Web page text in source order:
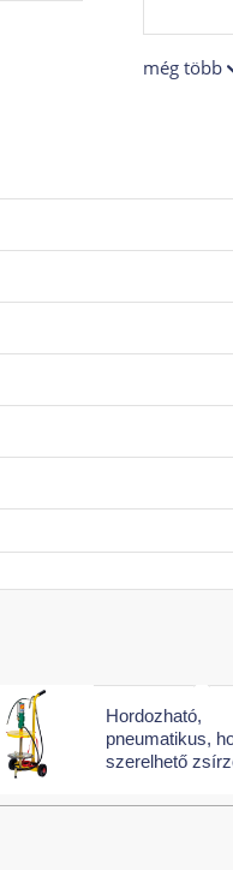
még több
Hordozható,
pneumatikus,
szerelhető